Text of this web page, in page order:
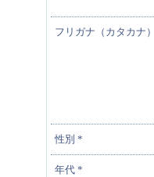
フリガナ（カタカナ）
性別 *
年代 *